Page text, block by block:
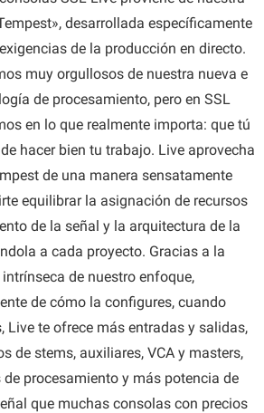
desarrollada específicamente
de la producción en directo.
muy orgullosos de nuestra nueva e
de procesamiento, pero en SSL
en lo que realmente importa: que tú
hacer bien tu trabajo. Live aprovecha
de una manera sensatamente
equilibrar la asignación de recursos
de la señal y la arquitectura de la
a cada proyecto. Gracias a la
de nuestro enfoque,
de cómo la configures, cuando
Live te ofrece más entradas y salidas,
de stems, auxiliares, VCA y masters,
procesamiento y más potencia de
que muchas consolas con precios